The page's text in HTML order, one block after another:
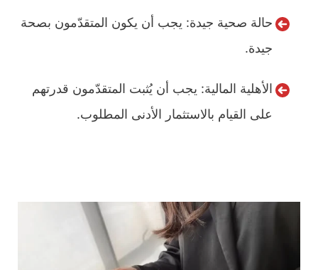
حالة صحية جيدة: يجب أن يكون المتقدّمون بصحة
جيدة.
الأهلية المالية: يجب أن يُثبت المتقدّمون قدرتهم
على القيام بالاستثمار الأدنى المطلوب.